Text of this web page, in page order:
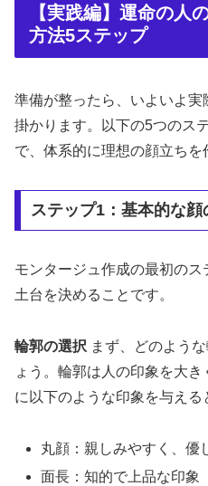
【実践編】運命の人
方法5ステップ
準備が整ったら、いよいよ実
掛かります。以下の5つのス
で、体系的に理想の顔立ちを
ステップ1：基本的な顔
モンタージュ作成の最初の
土台を決めることです。
輪郭の選択 まず、どのよう
ょう。輪郭は人の印象を大
に以下のような印象を与える
丸顔：親しみやすく、優
面長：知的で上品な印象